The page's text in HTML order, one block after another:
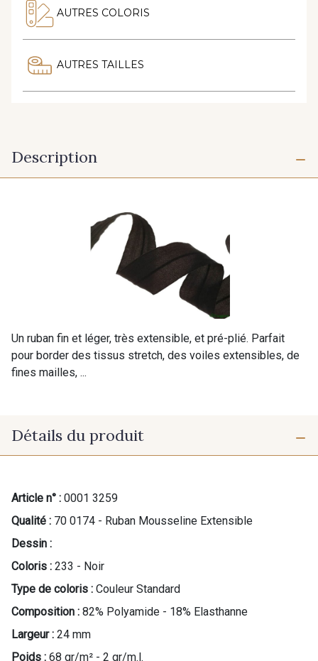
AUTRES COLORIS
AUTRES TAILLES
Description
Un ruban fin et léger, très extensible, et pré-plié. Parfait
pour border des tissus stretch, des voiles extensibles, de
fines mailles, ...
Détails du produit
Article n° : 0001 3259
Qualité : 70 0174 - Ruban Mousseline Extensible
Dessin :
Coloris : 233 - Noir
Type de coloris : Couleur Standard
Composition : 82% Polyamide - 18% Elasthanne
Largeur : 24 mm
Poids : 68 gr/m² - 2 gr/m.l.